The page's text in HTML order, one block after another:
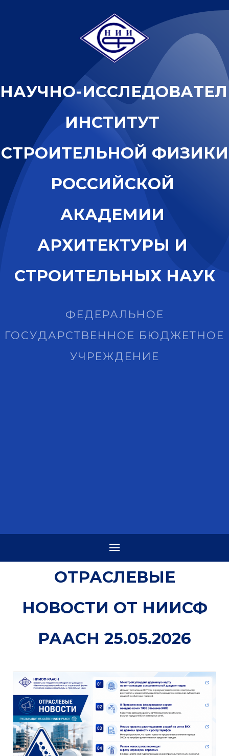
НАУЧНО-ИССЛЕДОВАТЕЛ
ИНСТИТУТ
СТРОИТЕЛЬНОЙ ФИЗИКИ
РОССИЙСКОЙ
АКАДЕМИИ
АРХИТЕКТУРЫ И
СТРОИТЕЛЬНЫХ НАУК
ФЕДЕРАЛЬНОЕ
ГОСУДАРСТВЕННОЕ БЮДЖЕТНОЕ
УЧРЕЖДЕНИЕ
ОТРАСЛЕВЫЕ
НОВОСТИ ОТ НИИСФ
РААСН 25.05.2026